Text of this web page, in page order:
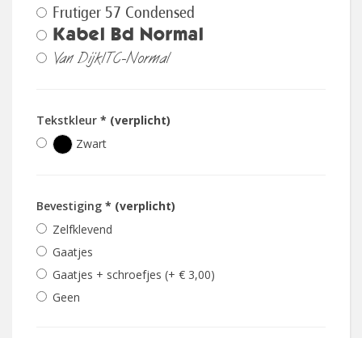
Frutiger 57 Condensed
Kabel Bd Normal
Van DijkITC-Normal
Tekstkleur * (verplicht)
Zwart
Bevestiging * (verplicht)
Zelfklevend
Gaatjes
Gaatjes + schroefjes (+ € 3,00)
Geen